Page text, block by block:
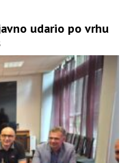
udario po vrhu